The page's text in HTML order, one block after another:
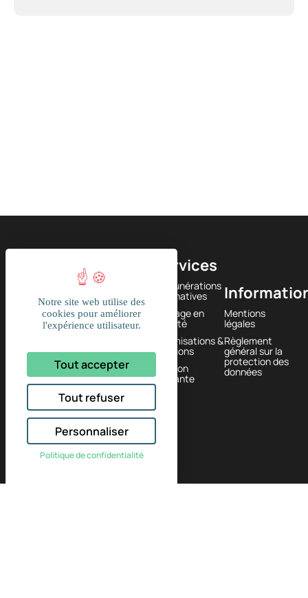
Chaussée
Louvain
585
Lasne,
BELGIQUE
+32
(0)2
374 61
Mentions
légales
Règlement
général sur la
protection des
données
Services
Rémunérations
alternatives
Passage en
société
Optimisations &
solutions
Gestion
courante
Newsletter
Notre site web utilise des
cookies pour améliorer
l'expérience utilisateur.
Tout accepter
Tout refuser
Personnaliser
Politique de confidentialité